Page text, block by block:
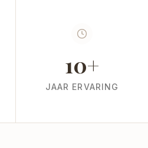
10+
JAAR ERVARING